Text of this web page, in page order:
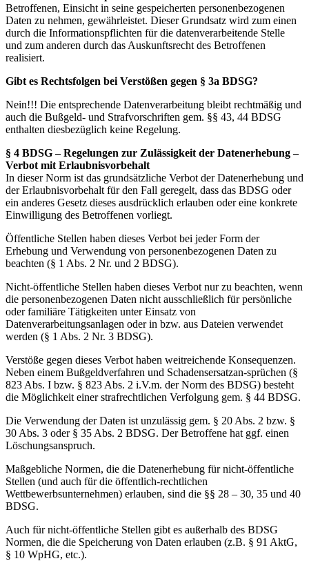
Betroffenen, Einsicht in seine gespeicherten personenbezogenen
Daten zu nehmen, gewährleistet. Dieser Grundsatz wird zum einen
durch die Informationspflichten für die datenverarbeitende Stelle
und zum anderen durch das Auskunftsrecht des Betroffenen
realisiert.
Gibt es Rechtsfolgen bei Verstößen gegen § 3a BDSG?
Nein!!! Die entsprechende Datenverarbeitung bleibt rechtmäßig und
auch die Bußgeld- und Strafvorschriften gem. §§ 43, 44 BDSG
enthalten diesbezüglich keine Regelung.
§ 4 BDSG – Regelungen zur Zulässigkeit der Datenerhebung –
Verbot mit Erlaubnisvorbehalt
In dieser Norm ist das grundsätzliche Verbot der Datenerhebung und
der Erlaubnisvorbehalt für den Fall geregelt, dass das BDSG oder
ein anderes Gesetz dieses ausdrücklich erlauben oder eine konkrete
Einwilligung des Betroffenen vorliegt.
Öffentliche Stellen haben dieses Verbot bei jeder Form der
Erhebung und Verwendung von personenbezogenen Daten zu
beachten (§ 1 Abs. 2 Nr. und 2 BDSG).
Nicht-öffentliche Stellen haben dieses Verbot nur zu beachten, wenn
die personenbezogenen Daten nicht ausschließlich für persönliche
oder familiäre Tätigkeiten unter Einsatz von
Datenverarbeitungsanlagen oder in bzw. aus Dateien verwendet
werden (§ 1 Abs. 2 Nr. 3 BDSG).
Verstöße gegen dieses Verbot haben weitreichende Konsequenzen.
Neben einem Bußgeldverfahren und Schadensersatzan-sprüchen (§
823 Abs. I bzw. § 823 Abs. 2 i.V.m. der Norm des BDSG) besteht
die Möglichkeit einer strafrechtlichen Verfolgung gem. § 44 BDSG.
Die Verwendung der Daten ist unzulässig gem. § 20 Abs. 2 bzw. §
30 Abs. 3 oder § 35 Abs. 2 BDSG. Der Betroffene hat ggf. einen
Löschungsanspruch.
Maßgebliche Normen, die die Datenerhebung für nicht-öffentliche
Stellen (und auch für die öffentlich-rechtlichen
Wettbewerbsunternehmen) erlauben, sind die §§ 28 – 30, 35 und 40
BDSG.
Auch für nicht-öffentliche Stellen gibt es außerhalb des BDSG
Normen, die die Speicherung von Daten erlauben (z.B. § 91 AktG,
§ 10 WpHG, etc.).